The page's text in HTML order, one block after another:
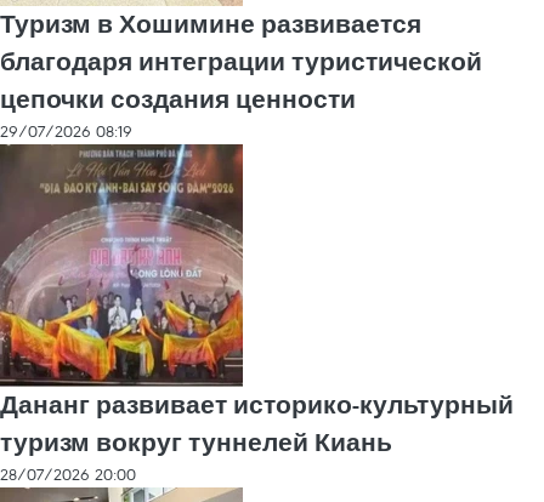
Туризм в Хошимине развивается
благодаря интеграции туристической
цепочки создания ценности
29/07/2026 08:19
Дананг развивает историко-культурный
туризм вокруг туннелей Киань
28/07/2026 20:00